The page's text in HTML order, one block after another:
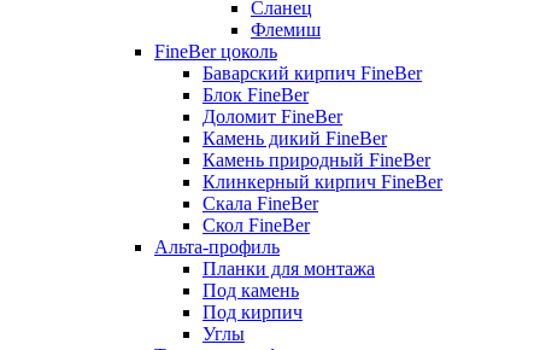
Сланец
Флемиш
FineBer цоколь
Баварский кирпич FineBer
Блок FineBer
Доломит FineBer
Камень дикий FineBer
Камень природный FineBer
Клинкерный кирпич FineBer
Скала FineBer
Скол FineBer
Альта-профиль
Планки для монтажа
Под камень
Под кирпич
Углы